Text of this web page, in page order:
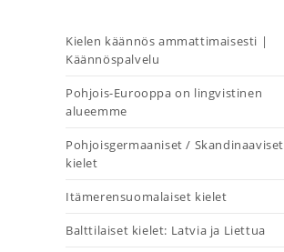
Kielen käännös ammattimaisesti |
Käännöspalvelu
Pohjois-Eurooppa on lingvistinen
alueemme
Pohjoisgermaaniset / Skandinaaviset
kielet
Itämerensuomalaiset kielet
Balttilaiset kielet: Latvia ja Liettua